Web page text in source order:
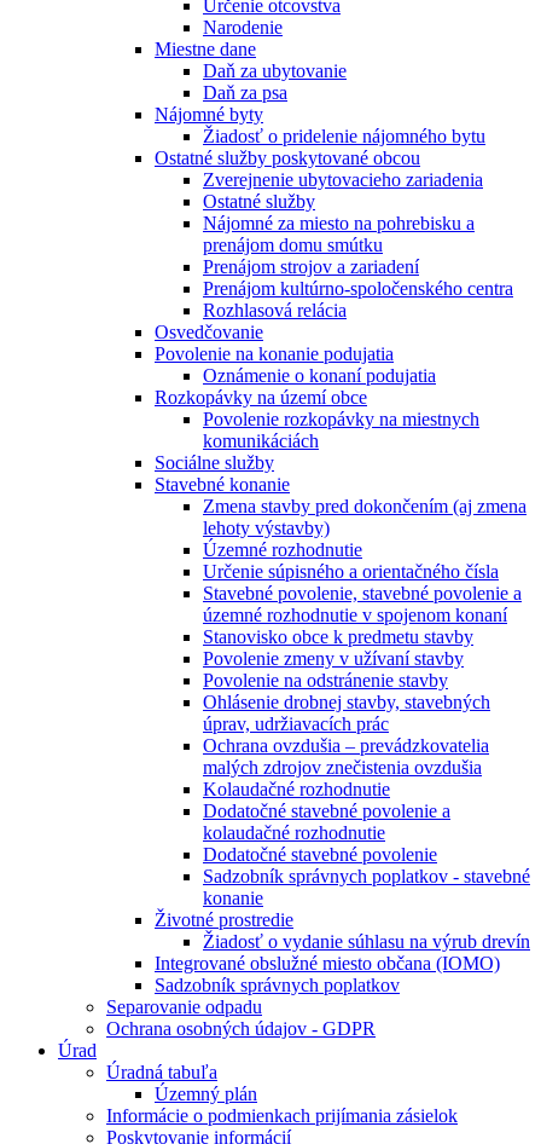
Určenie otcovstva
Narodenie
Miestne dane
Daň za ubytovanie
Daň za psa
Nájomné byty
Žiadosť o pridelenie nájomného bytu
Ostatné služby poskytované obcou
Zverejnenie ubytovacieho zariadenia
Ostatné služby
Nájomné za miesto na pohrebisku a
prenájom domu smútku
Prenájom strojov a zariadení
Prenájom kultúrno-spoločenského centra
Rozhlasová relácia
Osvedčovanie
Povolenie na konanie podujatia
Oznámenie o konaní podujatia
Rozkopávky na území obce
Povolenie rozkopávky na miestnych
komunikáciách
Sociálne služby
Stavebné konanie
Zmena stavby pred dokončením (aj zmena
lehoty výstavby)
Územné rozhodnutie
Určenie súpisného a orientačného čísla
Stavebné povolenie, stavebné povolenie a
územné rozhodnutie v spojenom konaní
Stanovisko obce k predmetu stavby
Povolenie zmeny v užívaní stavby
Povolenie na odstránenie stavby
Ohlásenie drobnej stavby, stavebných
úprav, udržiavacích prác
Ochrana ovzdušia – prevádzkovatelia
malých zdrojov znečistenia ovzdušia
Kolaudačné rozhodnutie
Dodatočné stavebné povolenie a
kolaudačné rozhodnutie
Dodatočné stavebné povolenie
Sadzobník správnych poplatkov - stavebné
konanie
Životné prostredie
Žiadosť o vydanie súhlasu na výrub drevín
Integrované obslužné miesto občana (IOMO)
Sadzobník správnych poplatkov
Separovanie odpadu
Ochrana osobných údajov - GDPR
Úrad
Úradná tabuľa
Územný plán
Informácie o podmienkach prijímania zásielok
Poskytovanie informácií